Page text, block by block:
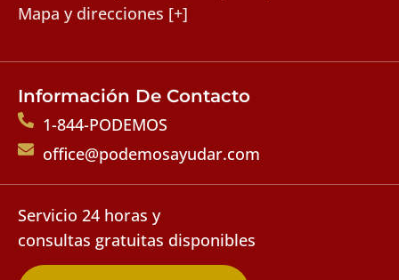
Mapa y direcciones [+]
Información De Contacto
1-844-PODEMOS
office@podemosayudar.com
Servicio 24 horas y
consultas gratuitas disponibles